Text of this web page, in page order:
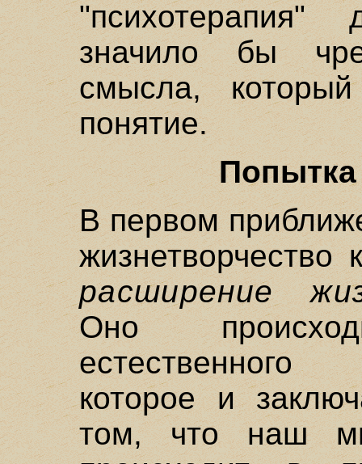
значило бы
смысла,
понятие.
В первом
жизнетворчество
расширение
Оно
которое и
том, что наш